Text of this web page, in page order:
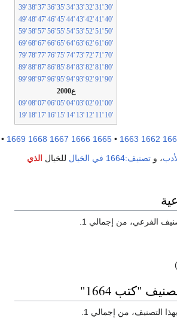
'33
'34
'35
'36
'37
'38
'39
'43
'44
'45
'46
'47
'48
'49
'53
'54
'55
'56
'57
'58
'59
'63
'64
'65
'66
'67
'68
'69
'73
'74
'75
'76
'77
'78
'79
'83
'84
'85
'86
'87
'88
'89
'93
'94
'95
'96
'97
'98
'99
'03
'04
'05
'06
'07
'08
'09
'13
'14
'15
'16
'17
'18
'19
1663
•
1665
1666
1667
1668
1669
•
1674
تصنيف:1664 في الخيال للخيالالذي
من إجمالي 1.
1664"
من إجمالي 1.